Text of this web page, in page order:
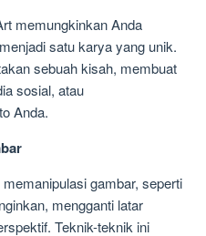
memungkinkan Anda
satu karya yang unik.
sebuah kisah, membuat
sosial, atau
Anda.
gambar, seperti
mengganti latar
Teknik-teknik ini